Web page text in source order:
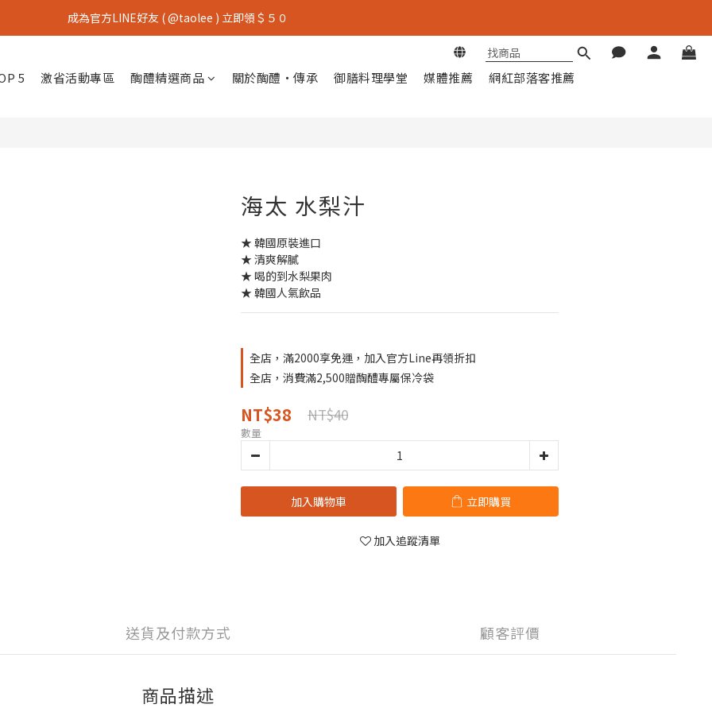
成為官方LINE好友 ( @taolee ) 立即領＄５０
5 激省活動專區 醄醴精選商品 關於醄醴・傳承 御膳料理學堂 媒體推薦 網紅部落客推薦
海太 水梨汁
★ 韓國原裝進口
★ 清爽解膩
★ 喝的到水梨果肉
★ 韓國人氣飲品
全店，滿2000享免運，加入官方Line再領折扣
全店，消費滿2,500贈醄醴專屬保冷袋
NT$38 NT$40
數量
加入購物車 立即購買
加入追蹤清單
送貨及付款方式 顧客評價
商品描述
立即購買